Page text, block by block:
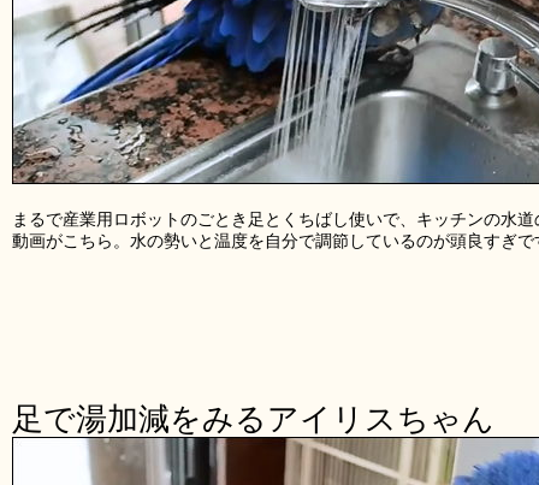
まるで産業用ロボットのごとき足とくちばし使いで、キッチンの水
動画がこちら。水の勢いと温度を自分で調節しているのが頭良すぎで
足で湯加減をみるアイリスちゃん